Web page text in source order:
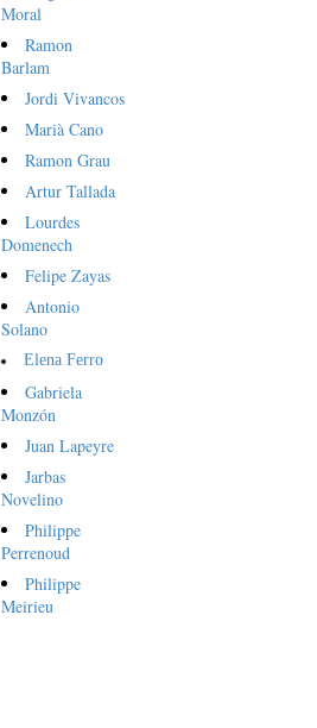
Moral
Ramon
Barlam
Jordi Vivancos
Marià Cano
Ramon Grau
Artur Tallada
Lourdes
Domenech
Felipe Zayas
Antonio
Solano
Elena Ferro
Gabriela
Monzón
Juan Lapeyre
Jarbas
Novelino
Philippe
Perrenoud
Philippe
Meirieu